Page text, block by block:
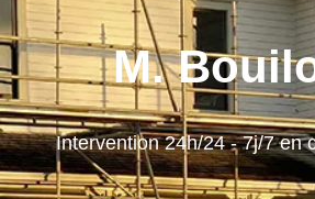
M.
Intervention 24h/24 - 7j/7 en